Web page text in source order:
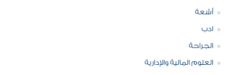
أشعة
ادب
الجراحة
العلوم المالية والإدارية